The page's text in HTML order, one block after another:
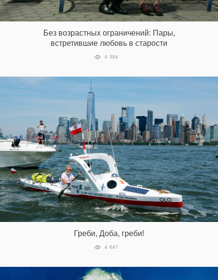
Без возрастных ограничений: Пары,
встретившие любовь в старости
4 394
Греби, Доба, греби!
4 647